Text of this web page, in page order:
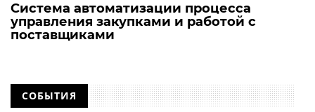
Система автоматизации процесса
управления закупками и работой с
поставщиками
СОБЫТИЯ